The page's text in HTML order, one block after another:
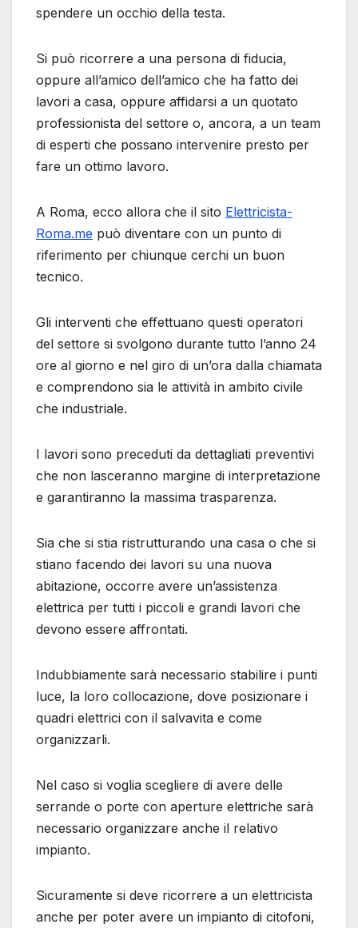
spendere un occhio della testa.
Si può ricorrere a una persona di fiducia,
oppure all’amico dell’amico che ha fatto dei
lavori a casa, oppure affidarsi a un quotato
professionista del settore o, ancora, a un team
di esperti che possano intervenire presto per
fare un ottimo lavoro.
A Roma, ecco allora che il sito Elettricista-
Roma.me può diventare con un punto di
riferimento per chiunque cerchi un buon
tecnico.
Gli interventi che effettuano questi operatori
del settore si svolgono durante tutto l’anno 24
ore al giorno e nel giro di un’ora dalla chiamata
e comprendono sia le attività in ambito civile
che industriale.
I lavori sono preceduti da dettagliati preventivi
che non lasceranno margine di interpretazione
e garantiranno la massima trasparenza.
Sia che si stia ristrutturando una casa o che si
stiano facendo dei lavori su una nuova
abitazione, occorre avere un’assistenza
elettrica per tutti i piccoli e grandi lavori che
devono essere affrontati.
Indubbiamente sarà necessario stabilire i punti
luce, la loro collocazione, dove posizionare i
quadri elettrici con il salvavita e come
organizzarli.
Nel caso si voglia scegliere di avere delle
serrande o porte con aperture elettriche sarà
necessario organizzare anche il relativo
impianto.
Sicuramente si deve ricorrere a un elettricista
anche per poter avere un impianto di citofoni,